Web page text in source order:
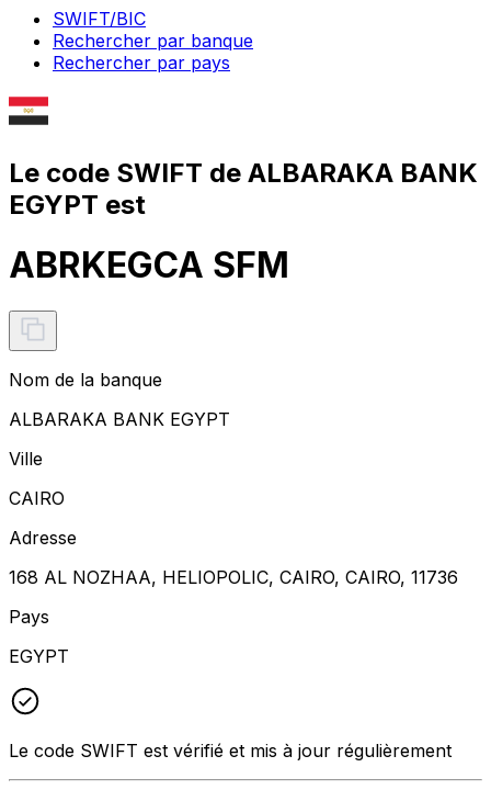
SWIFT/BIC
Rechercher par banque
Rechercher par pays
Le code SWIFT de ALBARAKA BANK
EGYPT est
ABRKEGCA SFM
Nom de la banque
ALBARAKA BANK EGYPT
Ville
CAIRO
Adresse
168 AL NOZHAA, HELIOPOLIC, CAIRO, CAIRO, 11736
Pays
EGYPT
Le code SWIFT est vérifié et mis à jour régulièrement